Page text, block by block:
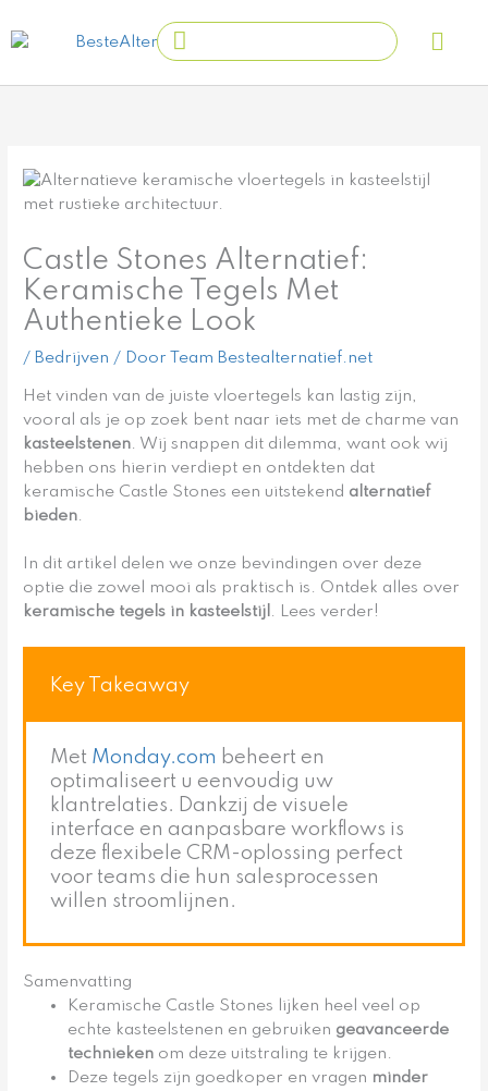
naar
inhoud
Main
Search
...
Castle Stones Alternatief:
Keramische Tegels Met
Authentieke Look
/ Bedrijven / Door Team Bestealternatief.net
Het vinden van de juiste vloertegels kan lastig zijn,
vooral als je op zoek bent naar iets met de charme van
kasteelstenen. Wij snappen dit dilemma, want ook wij
hebben ons hierin verdiept en ontdekten dat
keramische Castle Stones een uitstekend alternatief
bieden.
In dit artikel delen we onze bevindingen over deze
optie die zowel mooi als praktisch is. Ontdek alles over
keramische tegels in kasteelstijl . Lees verder!
Key Takeaway
Met Monday.com beheert en
optimaliseert u eenvoudig uw
klantrelaties. Dankzij de visuele
interface en aanpasbare workflows is
deze flexibele CRM-oplossing perfect
voor teams die hun salesprocessen
willen stroomlijnen.
Samenvatting
Keramische Castle Stones lijken heel veel op
echte kasteelstenen en gebruiken geavanceerde
technieken om deze uitstraling te krijgen.
Deze tegels zijn goedkoper en vragen minder